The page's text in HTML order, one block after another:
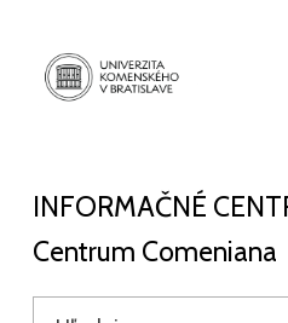
INFORMAČNÉ
CENTRUM COMENIANA
INFORMAČNÉ
Centrum Comeniana
HĽADAŤ